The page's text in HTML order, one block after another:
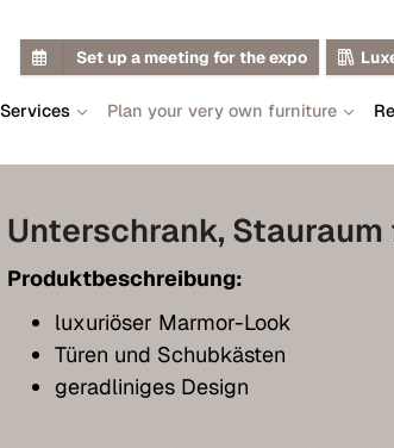
Set up a meeting for the expo
Services Plan your very own furniture
Unterschrank, Stauraum
Produktbeschreibung:
luxuriöser Marmor-Look
Türen und Schubkästen
geradliniges Design